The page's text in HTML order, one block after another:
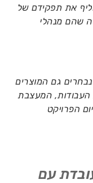
את תפקידם של
שהם מנהלי
גם המוצרים
המעצבת
הפרויקט
עם